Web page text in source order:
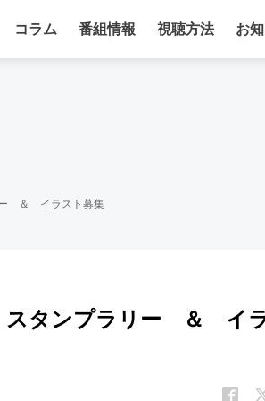
コラム 番組情報 視聴方法 お
ー ＆ イラスト募集
スタンプラリー ＆ イ